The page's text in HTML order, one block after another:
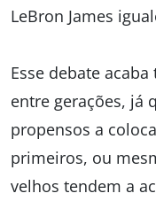
LeBron James
Esse debate
entre gerações, já
propensos a
primeiros, ou
velhos tendem a